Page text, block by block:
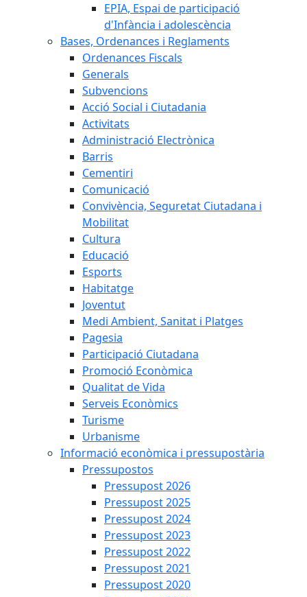
EPIA, Espai de participació
d'Infància i adolescència
Bases, Ordenances i Reglaments
Ordenances Fiscals
Generals
Subvencions
Acció Social i Ciutadania
Activitats
Administració Electrònica
Barris
Cementiri
Comunicació
Convivència, Seguretat Ciutadana i
Mobilitat
Cultura
Educació
Esports
Habitatge
Joventut
Medi Ambient, Sanitat i Platges
Pagesia
Participació Ciutadana
Promoció Econòmica
Qualitat de Vida
Serveis Econòmics
Turisme
Urbanisme
Informació econòmica i pressupostària
Pressupostos
Pressupost 2026
Pressupost 2025
Pressupost 2024
Pressupost 2023
Pressupost 2022
Pressupost 2021
Pressupost 2020